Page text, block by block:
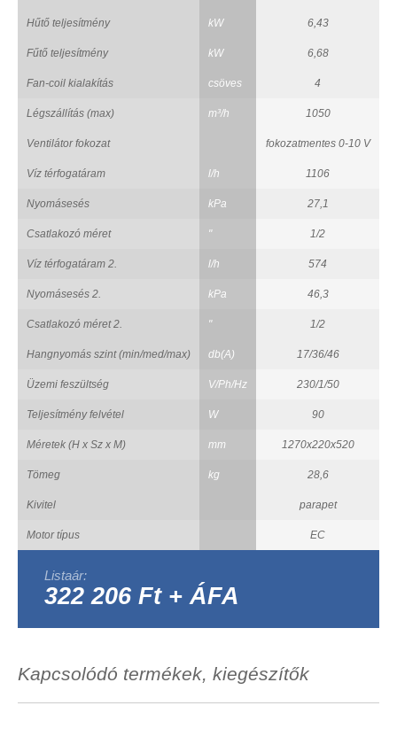
Hűtő teljesítmény kW 6,43
Fűtő teljesítmény kW 6,68
Fan-coil kialakítás csöves 4
Légszállítás (max) m³/h 1050
Ventilátor fokozat fokozatmentes 0-10 V
Víz térfogatáram l/h 1106
Nyomásesés kPa 27,1
Csatlakozó méret " 1/2
Víz térfogatáram 2. l/h 574
Nyomásesés 2. kPa 46,3
Csatlakozó méret 2. " 1/2
Hangnyomás szint (min/med/max) db(A) 17/36/46
Üzemi feszültség V/Ph/Hz 230/1/50
Teljesítmény felvétel W 90
Méretek (H x Sz x M) mm 1270x220x520
Tömeg kg 28,6
Kivitel parapet
Motor típus EC
Listaár:
322 206 Ft + ÁFA
Kapcsolódó termékek, kiegészítők